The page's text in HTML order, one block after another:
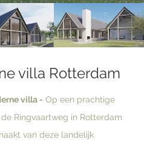
villa Rotterdam
villa - Op een prachtige
Ringvaartweg in Rotterdam
van deze landelijk